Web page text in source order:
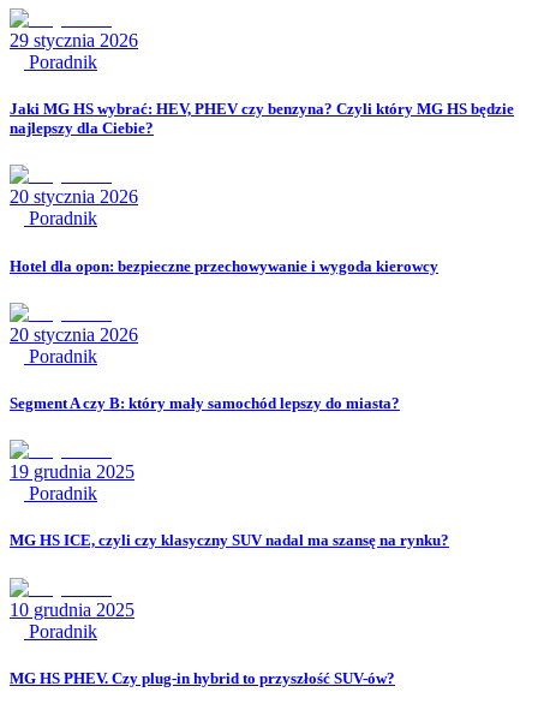
29 stycznia 2026
Poradnik
Jaki MG HS wybrać: HEV, PHEV czy benzyna? Czyli który MG HS będzie
najlepszy dla Ciebie?
20 stycznia 2026
Poradnik
Hotel dla opon: bezpieczne przechowywanie i wygoda kierowcy
20 stycznia 2026
Poradnik
Segment A czy B: który mały samochód lepszy do miasta?
19 grudnia 2025
Poradnik
MG HS ICE, czyli czy klasyczny SUV nadal ma szansę na rynku?
10 grudnia 2025
Poradnik
MG HS PHEV. Czy plug-in hybrid to przyszłość SUV-ów?